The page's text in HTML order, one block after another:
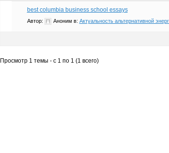
best columbia business school essays
Автор: Аноним в: Актуальность альтернативной
Просмотр 1 темы - с 1 по 1 (1 всего)